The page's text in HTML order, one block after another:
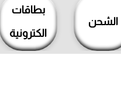
الشحن
بطاقات
الكترونية